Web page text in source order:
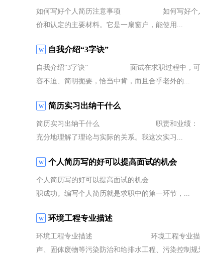
如何写好个人简历注意事项 如何写好个人简历
价和认定的主要材料。它是一扇窗户，能使用...
自我介绍“3字诀”
自我介绍“3字诀” 面试在求职过程中，可以说
容不迫、简明扼要，恰当中肯，而且合乎老外的...
简历实习出纳干什么
简历实习出纳干什么 职责和业绩： 我从
充分地理解了理论与实际的关系。我这次实习...
个人简历写的好可以提高面试的机会
个人简历写的好可以提高面试的机会 在求职
职成功。编写个人简历就是求职中的第一环节，...
环境工程专业描述
环境工程专业描述 环境工程专业描述
声、固体废物等污染防治和给排水工程、污染控制规